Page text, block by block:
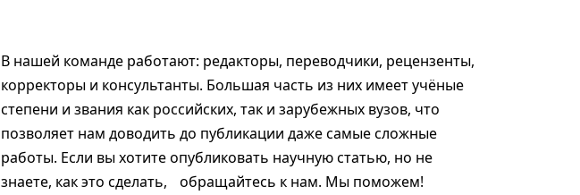
В нашей команде работают: редакторы, переводчики, рецензенты,
корректоры и консультанты. Большая часть из них имеет учёные
степени и звания как российских, так и зарубежных вузов, что
позволяет нам доводить до публикации даже самые сложные
работы. Если вы хотите опубликовать научную статью, но не
знаете, как это сделать, обращайтесь к нам. Мы поможем!